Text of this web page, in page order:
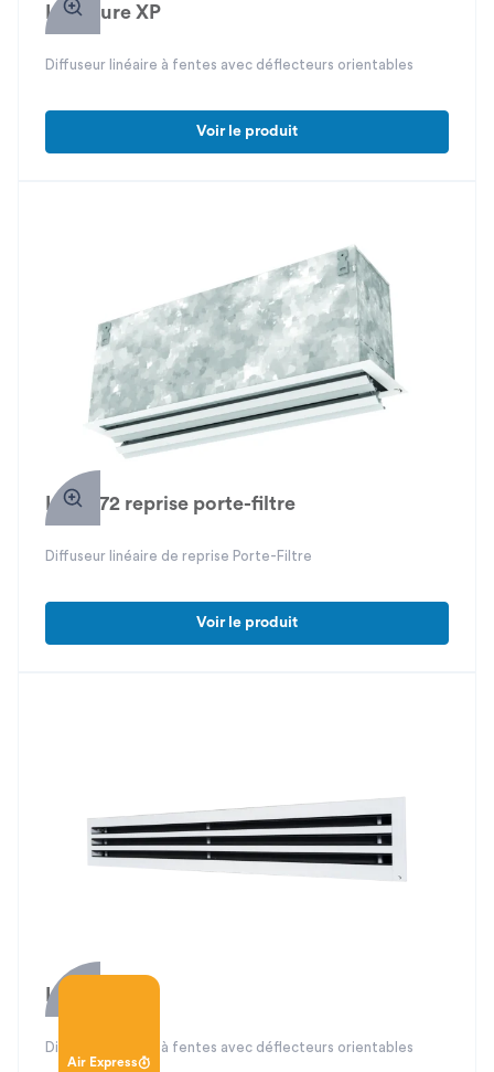
LAU Pure XP
Diffuseur linéaire à fentes avec déflecteurs orientables
Voir le produit
LAU 272 reprise porte-filtre
Diffuseur linéaire de reprise Porte-Filtre
Voir le produit
Air Express
LAU Pure S
Diffuseur linéaire à fentes avec déflecteurs orientables